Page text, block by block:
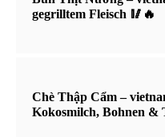
gegrilltem Fleisch 🥢🔥
Chè Thập Cẩm –
Kokosmilch, Bohnen &